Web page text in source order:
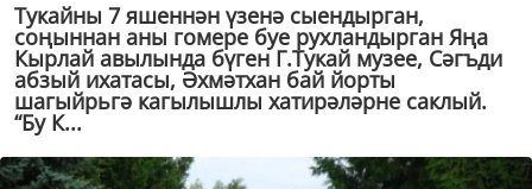
Тукайны 7 яшеннән үзенә сыендырган,
соңыннан аны гомере буе рухландырган Яңа
Кырлай авылында бүген Г.Тукай музее, Сәгъди
абзый ихатасы, Әхмәтхан бай йорты
шагыйрьгә кагылышлы хатирәләрне саклый.
“Бу К...